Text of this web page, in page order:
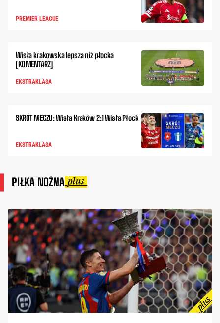
PREMIER LEAGUE
Wisła krakowska lepsza niż płocka
[KOMENTARZ]
EKSTRAKLASA
SKRÓT MECZU: Wisła Kraków 2:1 Wisła Płock
EKSTRAKLASA
PIŁKA NOŻNA